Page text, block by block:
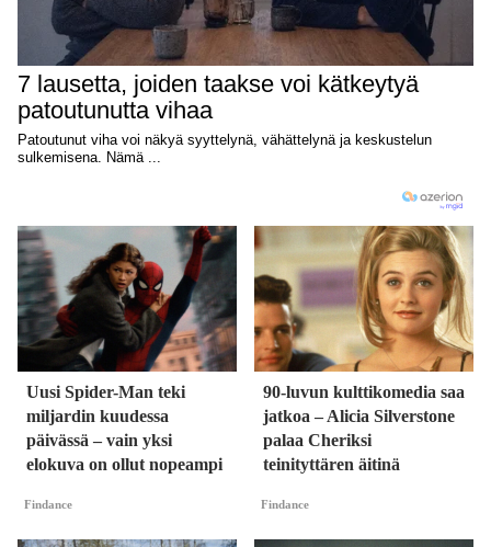
Uusi Spider-Man teki
miljardin kuudessa
päivässä – vain yksi
elokuva on ollut nopeampi
Findance
90-luvun kulttikomedia saa
jatkoa – Alicia Silverstone
palaa Cheriksi
teinityttären äitinä
Findance